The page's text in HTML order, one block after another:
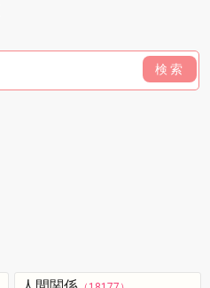
検索